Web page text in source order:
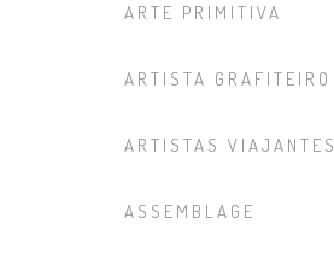
ARTE PRIMITIVA
ARTISTA GRAFITEIRO
ARTISTAS VIAJANTES
ASSEMBLAGE